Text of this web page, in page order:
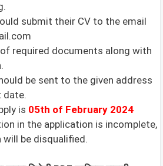
submit their CV to the email
required documents along with
be sent to the given address
date.
is 05th of February 2024
in the application is incomplete,
be disqualified.